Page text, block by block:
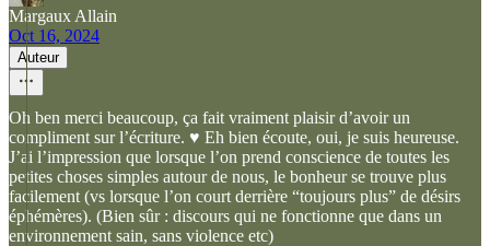
Margaux Allain
Oct 16, 2024
Auteur
Oh ben merci beaucoup, ça fait vraiment plaisir d’avoir un
compliment sur l’écriture. ♥️ Eh bien écoute, oui, je suis heureuse.
J’ai l’impression que lorsque l’on prend conscience de toutes les
petites choses simples autour de nous, le bonheur se trouve plus
facilement (vs lorsque l’on court derrière “toujours plus” de désirs
éphémères). (Bien sûr : discours qui ne fonctionne que dans un
environnement sain, sans violence etc)